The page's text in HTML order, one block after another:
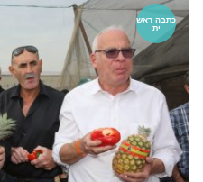
כתבה ראש
ית